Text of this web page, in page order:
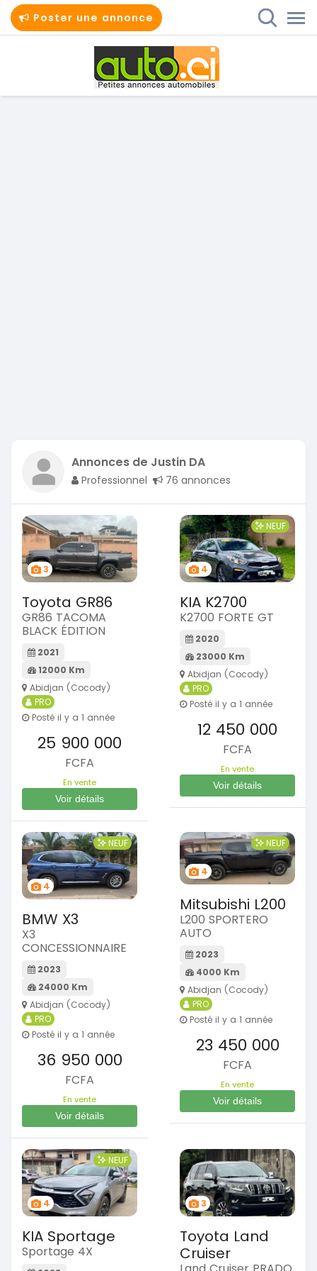
Poster une annonce
Annonces de Justin DA
Professionnel 76 annonces
3
Toyota GR86
GR86 TACOMA
BLACK ÉDITION
2021
12000 Km
Abidjan (Cocody)
PRO
Posté il y a 1 année
25 900 000
FCFA
En vente
Voir détails
4
NEUF
KIA K2700
K2700 FORTE GT
2020
23000 Km
Abidjan (Cocody)
PRO
Posté il y a 1 année
12 450 000
FCFA
En vente
Voir détails
4
NEUF
BMW X3
X3
CONCESSIONNAIRE
2023
24000 Km
Abidjan (Cocody)
PRO
Posté il y a 1 année
36 950 000
FCFA
En vente
Voir détails
4
NEUF
Mitsubishi L200
L200 SPORTERO
AUTO
2023
4000 Km
Abidjan (Cocody)
PRO
Posté il y a 1 année
23 450 000
FCFA
En vente
Voir détails
4
NEUF
KIA Sportage
Sportage 4X
3
Toyota Land
Cruiser